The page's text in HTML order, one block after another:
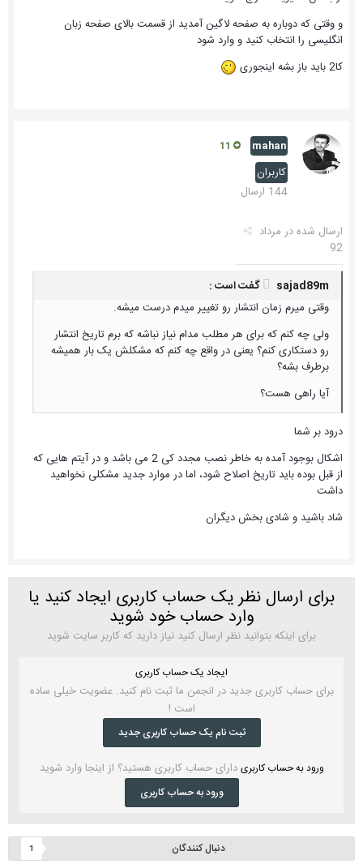
و وقتی که دوباره به صفحه لاگین آمدید از قسمت بالای صفحه زبان
انگلیسی را انتخاب کنید و وارد شود
کا2 باید باز بشه اینجوری
mahan
کاربران
144 ارسال
ارسال شده در مرداد
92
sajad89m گفت است :
وقتی میرم زمان انتشار رو تغییر میدم درست میشه.
ولی چه کنم که برای هر مطلب مدام نیاز نباشه که برم تاریخ انتشار
رو دستکاری کنم؟ یعنی در واقع چه کنم که مشکلش یک بار همیشه
برطرف بشه؟
آیا راهی هست؟
درود بر شما
اشکال بوجود آمده به خاطر نصب مجدد کی 2 می باشد و در آیتم هایی که
از قبل بوده باید تاریخ اصلاح شود، اما در موارد جدید مشکلی نخواهید
داشت
شاد باشید و شادی بخش دیگران
برای ارسال نظر یک حساب کاربری ایجاد کنید یا
وارد حساب خود شوید
برای اینکه بتوانید نظر ارسال کنید نیاز دارید که کاربر سایت شوید
ایجاد یک حساب کاربری
برای حساب کاربری جدید در انجمن ما ثبت نام کنید. عضویت خیلی ساده
است !
ثبت نام یک حساب کاربری جدید
ورود به حساب کاربری دارای حساب کاربری هستید؟ از اینجا وارد شوید
ورود به حساب کاربری
دنبال کنندگان 1